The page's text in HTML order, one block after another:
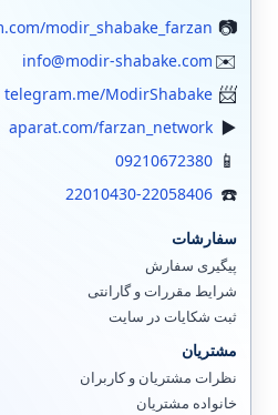
modir_shabake_farzan
info@modir-shabake.com
telegram.me/ModirShabake
aparat.com/farzan_network
09210672380
22010430-22058406
سفارشات
پیگیری سفارش
شرایط مقررات و گارانتی
ثبت شکایات در سایت
مشتریان
نظرات مشتریان و کاربران
خانواده مشتریان